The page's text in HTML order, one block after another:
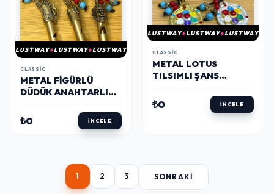
LUSTWAY LUSTWAY LUSTWAY
CLASSIC
METAL FIGÜRLÜ
DÜDÜK ANAHTARLIK
₺0 İNCELE
LUSTWAY LUSTWAY LUSTWAY
CLASSIC
METAL LOTUS
TILSIMLI ŞANS
ALK4460
₺0 İNCELE
1 2 3 SONRAKI